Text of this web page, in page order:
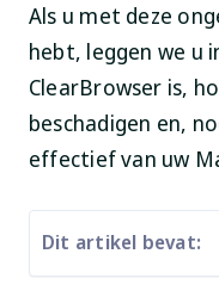
Als u met deze
hebt, leggen we u
ClearBrowser is,
beschadigen en,
effectief van uw
Dit artikel bevat: